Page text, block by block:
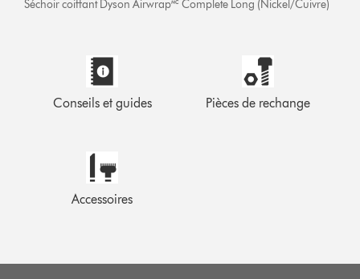
Séchoir coiffant Dyson Airwrap🅪 Complete Long (Nickel/Cuivre)
Conseils et guides Pièces de rechange
Accessoires